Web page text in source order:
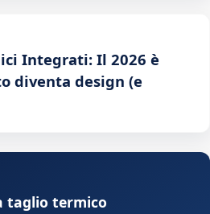
Integrati: Il 2026 è
diventa design (e
taglio termico